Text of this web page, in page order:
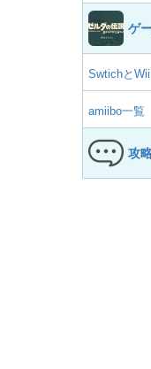
ゲ
Swtichと
amiibo一覧
攻